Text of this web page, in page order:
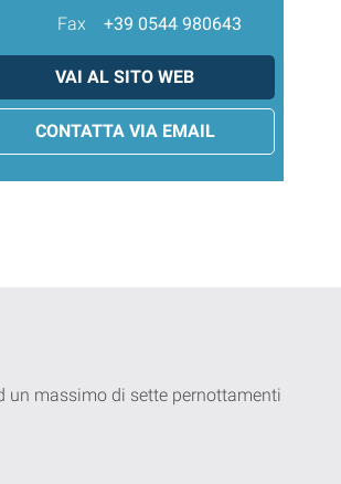
Fax +39 0544 980643
VAI AL SITO WEB
CONTATTA VIA EMAIL
un massimo di sette pernottamenti